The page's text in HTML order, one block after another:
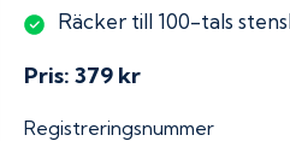
Räcker till 100-tals
Pris:379 kr
Registreringsnummer